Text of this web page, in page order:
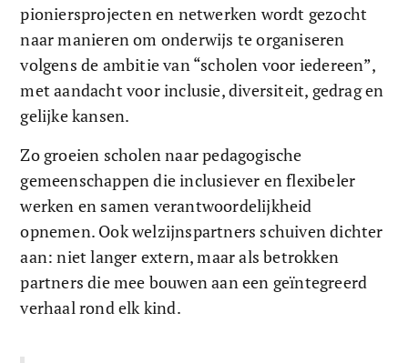
pioniersprojecten en netwerken wordt gezocht
naar manieren om onderwijs te organiseren
volgens de ambitie van “scholen voor iedereen”,
met aandacht voor inclusie, diversiteit, gedrag en
gelijke kansen.
Zo groeien scholen naar pedagogische
gemeenschappen die inclusiever en flexibeler
werken en samen verantwoordelijkheid
opnemen. Ook welzijnspartners schuiven dichter
aan: niet langer extern, maar als betrokken
partners die mee bouwen aan een geïntegreerd
verhaal rond elk kind.